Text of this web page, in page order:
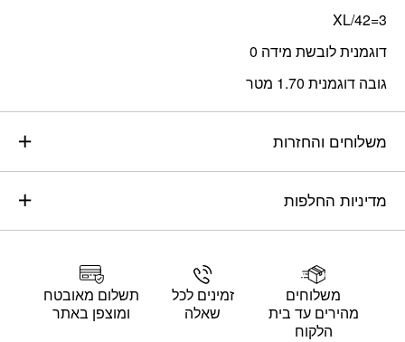
3=XL/42
דוגמנית לובשת מידה 0
גובה דוגמנית 1.70 מטר
משלוחים והחזרות
מדיניות החלפות
משלוחים
מהירים עד בית
הלקוח
זמינים לכל
שאלה
תשלום מאובטח
ומוצפן באתר